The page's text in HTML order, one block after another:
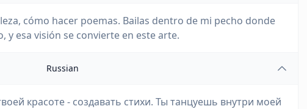
cómo hacer poemas. Bailas dentro de mi pecho donde
y esa visión se convierte en este arte.
Russian
красоте - создавать стихи. Ты танцуешь внутри моей